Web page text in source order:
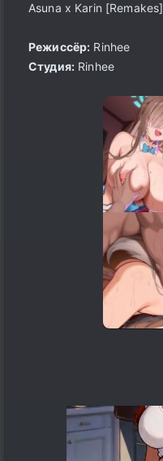
Asuna x Karin [Remakes]
Режиссёр: Rinhee
Студия:Rinhee